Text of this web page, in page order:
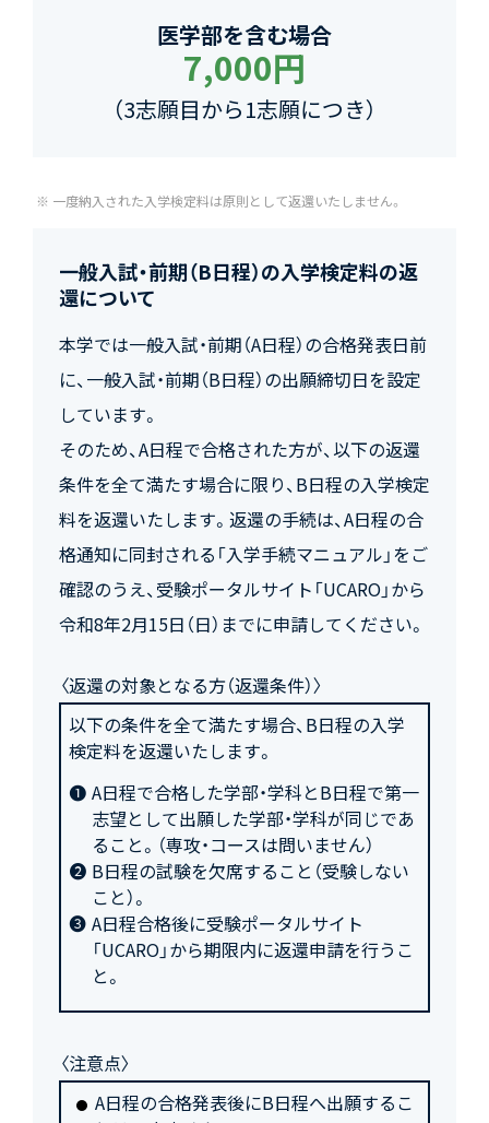
医学部を含む場合
7,000円
（3志願目から1志願につき）
一度納入された入学検定料は原則として返還いたしません。
一般入試・前期（B日程）の入学検定料の返
還について
本学では一般入試・前期（A日程）の合格発表日前
に、一般入試・前期（B日程）の出願締切日を設定
しています。
そのため、A日程で合格された方が、以下の返還
条件を全て満たす場合に限り、B日程の入学検定
料を返還いたします。返還の手続は、A日程の合
格通知に同封される「入学手続マニュアル」をご
確認のうえ、受験ポータルサイト「UCARO」から
令和8年2月15日（日）までに申請してください。
〈返還の対象となる方（返還条件）〉
以下の条件を全て満たす場合、B日程の入学
検定料を返還いたします。
A日程で合格した学部・学科とB日程で第一
志望として出願した学部・学科が同じであ
ること。（専攻・コースは問いません）
B日程の試験を欠席すること（受験しない
こと）。
A日程合格後に受験ポータルサイト
「UCARO」から期限内に返還申請を行うこ
と。
〈注意点〉
A日程の合格発表後にB日程へ出願するこ